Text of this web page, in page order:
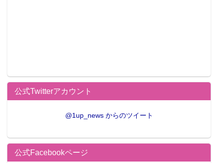
公式Twitterアカウント
@1up_news からのツイート
公式Facebookページ